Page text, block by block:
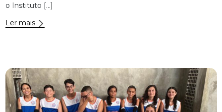
o Instituto […]
Ler mais